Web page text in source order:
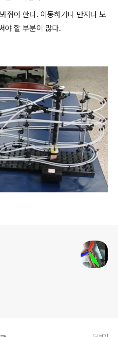
줘야 한다. 이동하거나 만지다 보
야 할 부분이 많다.